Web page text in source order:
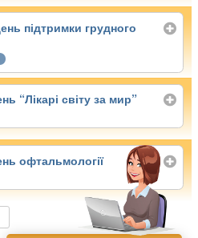
підтримки грудного
“Лікарі світу за мир”
офтальмології